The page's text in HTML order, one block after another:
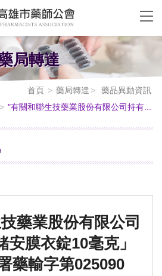
局轉達
首頁 藥局轉達
藥品異動資訊
"有關和聯生技藥業股份有限公司持有...
藥業股份有限公司
安膜衣錠10毫克」
藥輸字第025090